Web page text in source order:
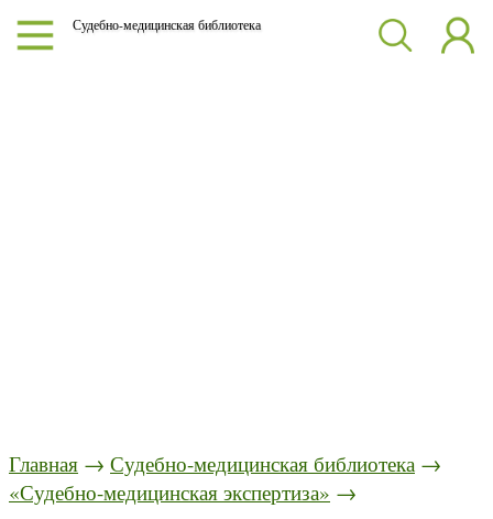
Судебно-медицинская библиотека
Главная → Судебно-медицинская библиотека →
«Судебно-медицинская экспертиза» →